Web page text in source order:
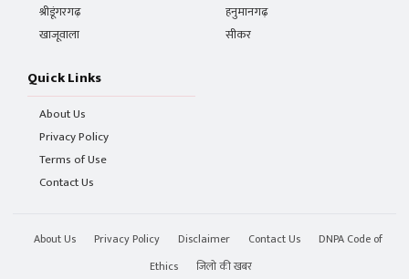
श्रीडूंगरगढ़
खाजूवाला
हनुमानगढ़
सीकर
Quick Links
About Us
Privacy Policy
Terms of Use
Contact Us
About Us Privacy Policy Disclaimer Contact Us
DNPA Code of
Ethics
जिलो की खबर